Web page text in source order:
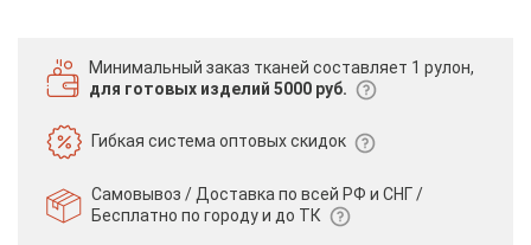
Минимальный заказ тканей составляет 1 рулон,
для готовых изделий 5000 руб.
Гибкая системаоптовых скидок
Самовывоз / Доставка по всей РФ и СНГ /
Бесплатно по городу и до ТК